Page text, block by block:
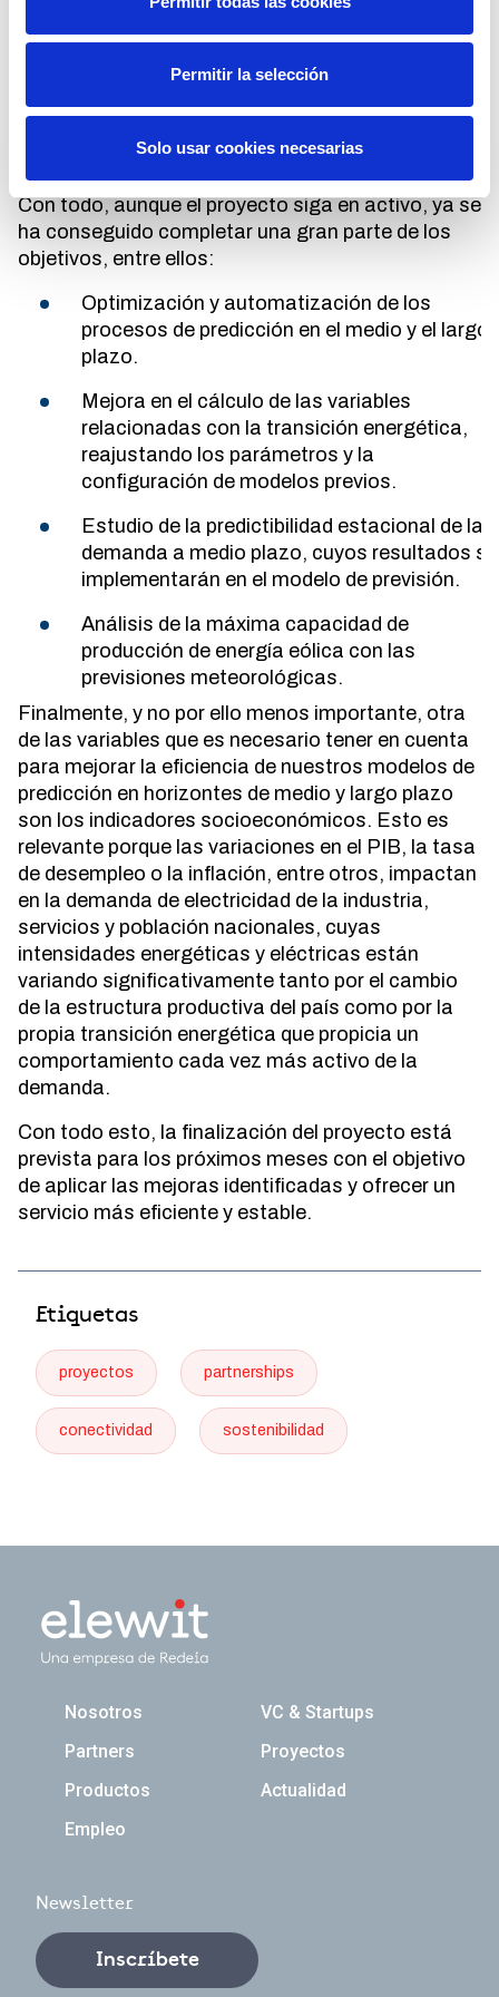
Permitir la selección
Solo usar cookies necesarias
que se continúa trabajando activamente. Con
actuaciones que se llevan a cabo desde Red
Eléctrica para asegurar que la producción se
condiciones óptimas de suministro.
Con todo, aunque el proyecto siga en activo, ya se
ha conseguido completar una gran parte de los
objetivos, entre ellos:
Optimización y automatización de los
procesos de predicción en el medio y el largo
plazo.
Mejora en el cálculo de las variables
relacionadas con la transición energética,
reajustando los parámetros y la
configuración de modelos previos.
Estudio de la predictibilidad estacional de la
demanda a medio plazo, cuyos resultados se
implementarán en el modelo de previsión.
Análisis de la máxima capacidad de
producción de energía eólica con las
previsiones meteorológicas.
Finalmente, y no por ello menos importante, otra
de las variables que es necesario tener en cuenta
para mejorar la eficiencia de nuestros modelos de
predicción en horizontes de medio y largo plazo
son los indicadores socioeconómicos. Esto es
relevante porque las variaciones en el PIB, la tasa
de desempleo o la inflación, entre otros, impactan
en la demanda de electricidad de la industria,
servicios y población nacionales, cuyas
intensidades energéticas y eléctricas están
variando significativamente tanto por el cambio
de la estructura productiva del país como por la
propia transición energética que propicia un
comportamiento cada vez más activo de la
demanda.
Con todo esto, la finalización del proyecto está
prevista para los próximos meses con el objetivo
de aplicar las mejoras identificadas y ofrecer un
servicio más eficiente y estable.
Etiquetas
proyectos partnerships
conectividad sostenibilidad
Navegación principal
Nosotros
VC & Startups
Partners
Proyectos
Productos
Actualidad
Empleo
Newsletter
Inscríbete